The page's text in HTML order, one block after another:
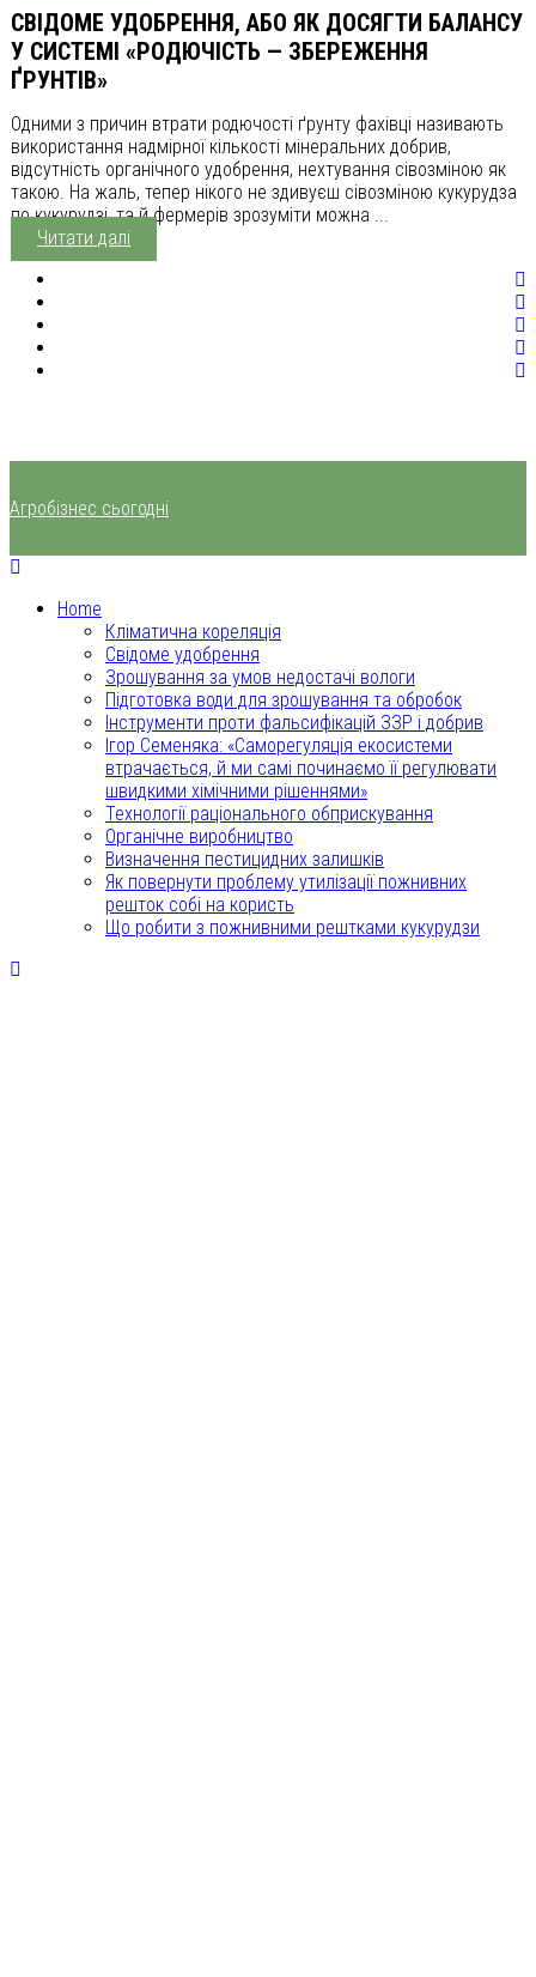
СВІДОМЕ УДОБРЕННЯ, АБО ЯК ДОСЯГТИ БАЛАНСУ
У СИСТЕМІ «РОДЮЧІСТЬ — ЗБЕРЕЖЕННЯ
ҐРУНТІВ»
Одними з причин втрати родючості ґрунту фахівці називають
використання надмірної кількості мінеральних добрив,
відсутність органічного удобрення, нехтування сівозміною як
такою. На жаль, тепер нікого не здивуєш сівозміною кукурудза
по кукурудзі, та й фермерів зрозуміти можна ...
Читати далі
Агробізнес сьогодні
Home
Кліматична кореляція
Свідоме удобрення
Зрошування за умов недостачі вологи
Підготовка води для зрошування та обробок
Інструменти проти фальсифікацій ЗЗР і добрив
Ігор Семеняка: «Саморегуляція екосистеми
втрачається, й ми самі починаємо її регулювати
швидкими хімічними рішеннями»
Технології раціонального обприскування
Органічне виробництво
Визначення пестицидних залишків
Як повернути проблему утилізації пожнивних
решток собі на користь
Що робити з пожнивними рештками кукурудзи